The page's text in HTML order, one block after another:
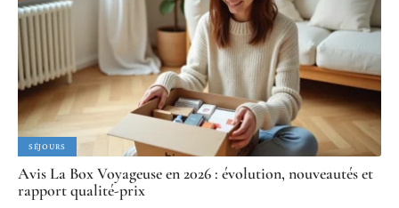
SÉJOURS
Avis La Box Voyageuse en 2026 : évolution, nouveautés et
rapport qualité-prix